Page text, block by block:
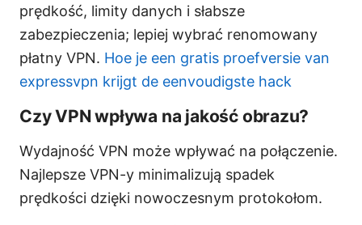
prędkość, limity danych i słabsze
zabezpieczenia; lepiej wybrać renomowany
płatny VPN. Hoe je een gratis proefversie van
expressvpn krijgt de eenvoudigste hack
Czy VPN wpływa na jakość obrazu?
Wydajność VPN może wpływać na połączenie.
Najlepsze VPN-y minimalizują spadek
prędkości dzięki nowoczesnym protokołom.